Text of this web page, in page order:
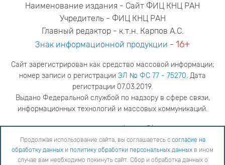
Наименование издания - Сайт ФИЦ КНЦ РАН
Учредитель - ФИЦ КНЦ РАН
Главный редактор - к.т.н. Карпов А.С.
Знак информационной продукции - 16+
Сайт зарегистрирован как средство массовой информации;
номер записи о регистрации ЭЛ № ФС 77 - 75270. Дата
регистрации 07.03.2019.
Выдано Федеральной службой по надзору в сфере связи,
информационных технологий и массовых коммуникаций.
адрес редакцииya.stogova@ksc.ru
телефон редакции81555-79-516
Продолжая использование сайта, вы соглашаетесь с согласие на обработку данных
Продолжая использование сайта, вы соглашаетесь с согласие на
обработку данных и политику обработки персональных данных в ином
случае вам необходимо покинуть сайт. Сбор и обработка данных о